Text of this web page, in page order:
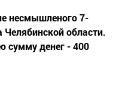
несмышленого 7-
области.
сумму денег - 400